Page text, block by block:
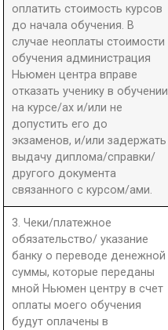
оплатить стоимость курсов
до начала обучения. В
случае неоплаты стоимости
обучения администрация
Ньюмен центра вправе
отказать ученику в обучении
на курсе/ах и/или не
допустить его до
экзаменов, и/или задержать
выдачу диплома/справки/
другого документа
связанного с курсом/ами.
3. Чеки/платежное
обязательство/ указание
банку о переводе денежной
суммы, которые переданы
мной Ньюмен центру в счет
оплаты моего обучения
будут оплачены в